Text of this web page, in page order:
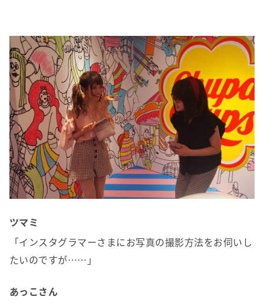
ツマミ
「インスタグラマーさまにお写真の撮影方法をお伺いし
たいのですが……」
あっこさん